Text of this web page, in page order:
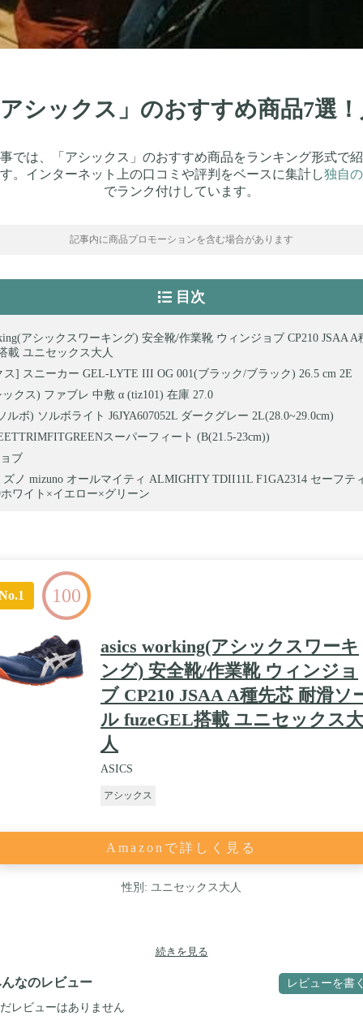
シックス」のおすすめ商品7選
では、「アシックス」のおすすめ商品をランキング形式で
。インターネット上の口コミや評判をベースに集計し独自
でランク付けしています。
記事内に商品プロモーションを含む場合があります
目次
アシックスワーキング) 安全靴/作業靴 ウィンジョブ CP210 JSAA
載 ユニセックス大人
ス] スニーカー GEL-LYTE III OG 001(ブラック/ブラック) 26.5 cm 2E
ックス) ファブレ 中敷 α (tiz101) 在庫 27.0
ルボ) ソルボライト J6JYA607052L ダークグレー 2L(28.0~29.0cm)
スーパーフィート (B(21.5-23cm))
ブ
ノ mizuno オールマイティ ALMIGHTY TDII11L F1GA2314 セーフテ
ワイト×イエロー×グリーン
100
asics working(アシックスワーキ
ング) 安全靴/作業靴 ウィンジョ
ブ CP210 JSAA A種先芯 耐滑ソ
ル fuzeGEL搭載 ユニセックス大
人
ASICS
アシックス
Amazonで詳しく見る
性別: ユニセックス大人
続きを見る
なのレビュー レビューを書
レビューはありません